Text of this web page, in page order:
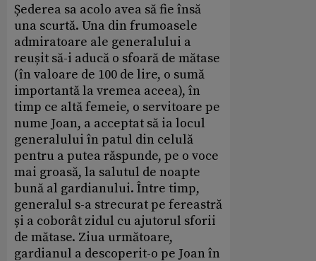
Șederea sa acolo avea să fie însă
una scurtă. Una din frumoasele
admiratoare ale generalului a
reușit să-i aducă o sfoară de mătase
(în valoare de 100 de lire, o sumă
importantă la vremea aceea), în
timp ce altă femeie, o servitoare pe
nume Joan, a acceptat să ia locul
generalului în patul din celulă
pentru a putea răspunde, pe o voce
mai groasă, la salutul de noapte
bună al gardianului. Între timp,
generalul s-a strecurat pe fereastră
și a coborât zidul cu ajutorul sforii
de mătase. Ziua următoare,
gardianul a descoperit-o pe Joan în